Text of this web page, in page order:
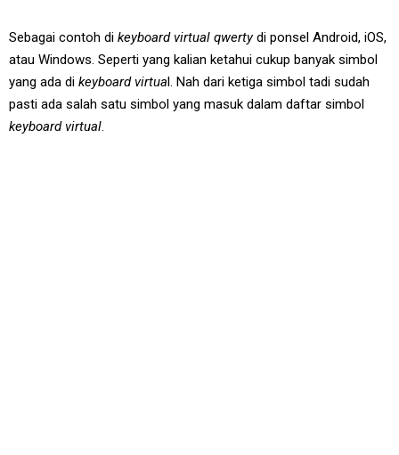
Sebagai contoh di keyboard virtual qwertydi ponsel Android, iOS,
atau Windows. Seperti yang kalian ketahui cukup banyak simbol
yang ada di keyboard virtual. Nah dari ketiga simbol tadi sudah
pasti ada salah satu simbol yang masuk dalam daftar simbol
keyboard virtual.